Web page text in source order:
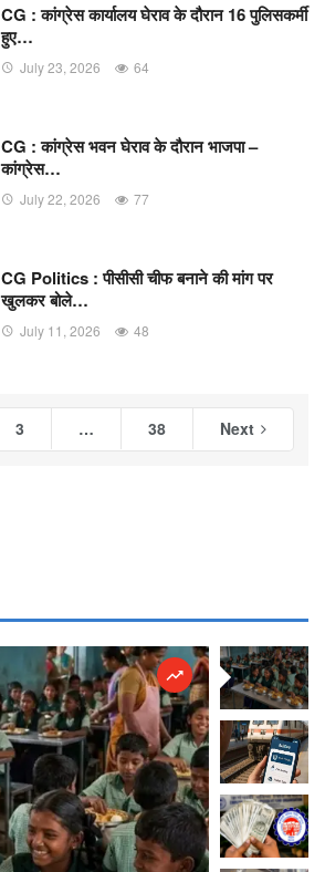
CG : कांग्रेस कार्यालय घेराव के दौरान 16 पुलिसकर्मी
हुए…
July 23, 2026 64
CG : कांग्रेस भवन घेराव के दौरान भाजपा –
कांग्रेस…
July 22, 2026 77
CG Politics : पीसीसी चीफ बनाने की मांग पर
खुलकर बोले…
July 11, 2026 48
3 … 38 Next
राष्ट्रीय